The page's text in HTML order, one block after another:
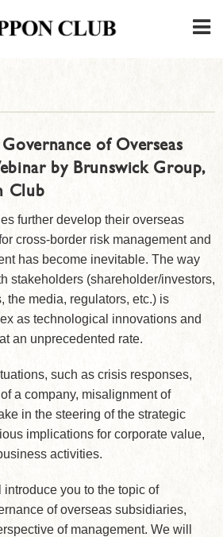
of Overseas
by Brunswick Group,
Club
further develop their overseas
cross-border risk management and
has become inevitable. The way
stakeholders (shareholder/investors,
the media, regulators, etc.) is
as technological innovations and
an unprecedented rate.
such as crisis responses,
a company, misalignment of
in the steering of the strategic
implications for corporate value,
activities.
introduce you to the topic of
of overseas subsidiaries,
of management. We will
CONTACT・PARKING
FOR FIRST USER
›